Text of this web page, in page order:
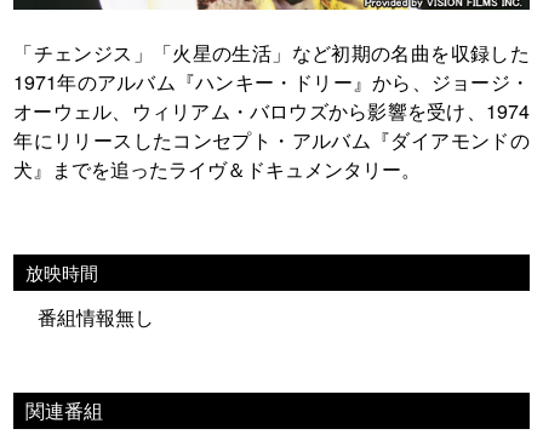
「チェンジス」「火星の生活」など初期の名曲を収録した
1971年のアルバム『ハンキー・ドリー』から、ジョージ・
オーウェル、ウィリアム・バロウズから影響を受け、1974
年にリリースしたコンセプト・アルバム『ダイアモンドの
犬』までを追ったライヴ＆ドキュメンタリー。
放映時間
番組情報無し
関連番組